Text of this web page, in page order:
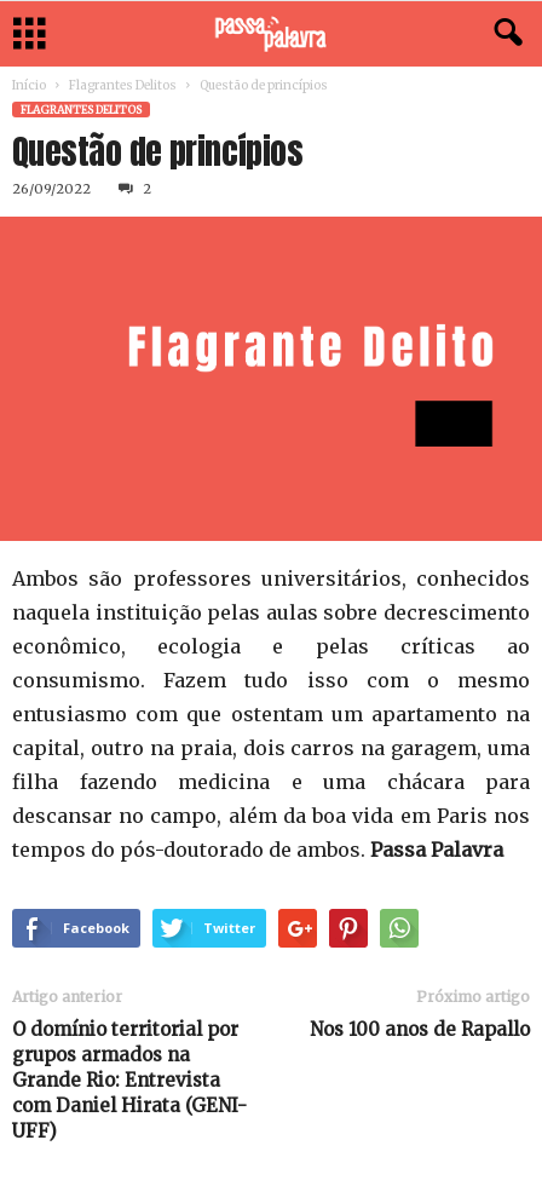
Início Flagrantes Delitos Questão de princípios
FLAGRANTES DELITOS
Questão de princípios
26/09/2022 2
Ambos são professores universitários, conhecidos
naquela instituição pelas aulas sobre decrescimento
econômico, ecologia e pelas críticas ao
consumismo. Fazem tudo isso com o mesmo
entusiasmo com que ostentam um apartamento na
capital, outro na praia, dois carros na garagem, uma
filha fazendo medicina e uma chácara para
descansar no campo, além da boa vida em Paris nos
tempos do pós-doutorado de ambos. Passa Palavra
Facebook Twitter
Artigo anterior
O domínio territorial por
grupos armados na
Grande Rio: Entrevista
com Daniel Hirata (GENI-
UFF)
Próximo artigo
Nos 100 anos de Rapallo